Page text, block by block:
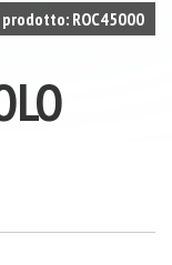
prodotto: ROC45000